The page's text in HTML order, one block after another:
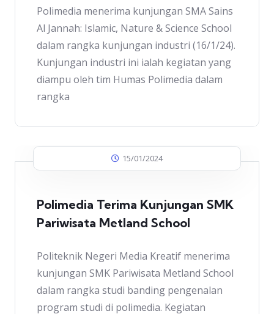
Polimedia menerima kunjungan SMA Sains
Al Jannah: Islamic, Nature & Science School
dalam rangka kunjungan industri (16/1/24).
Kunjungan industri ini ialah kegiatan yang
diampu oleh tim Humas Polimedia dalam
rangka
15/01/2024
Polimedia Terima Kunjungan SMK
Pariwisata Metland School
Politeknik Negeri Media Kreatif menerima
kunjungan SMK Pariwisata Metland School
dalam rangka studi banding pengenalan
program studi di polimedia. Kegiatan